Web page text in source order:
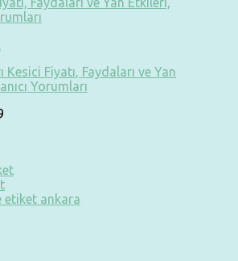
Kesici Fiyatı, Faydaları ve Yan
Yorumları
etiket ankara